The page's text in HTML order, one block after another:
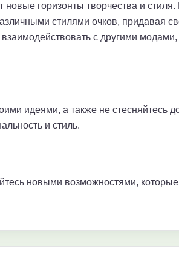
горизонты творчества и
стилями очков, придавая
с другими
идеями, а также не стесняйтесь
и стиль.
новыми возможностями, которые